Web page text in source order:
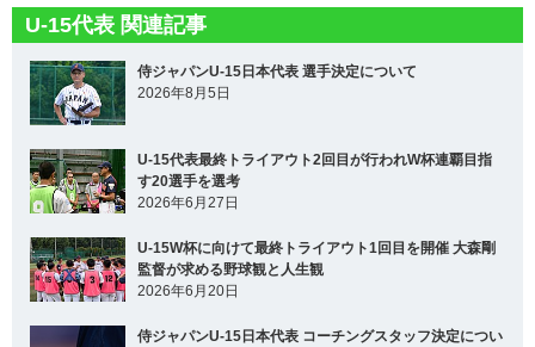
U-15代表 関連記事
侍ジャパンU-15日本代表 選手決定について
2026年8月5日
U-15代表最終トライアウト2回目が行われW杯連覇目指
す20選手を選考
2026年6月27日
U-15W杯に向けて最終トライアウト1回目を開催 大森剛
監督が求める野球観と人生観
2026年6月20日
侍ジャパンU-15日本代表 コーチングスタッフ決定につい